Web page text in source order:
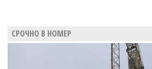
СРОЧНО В НОМЕР